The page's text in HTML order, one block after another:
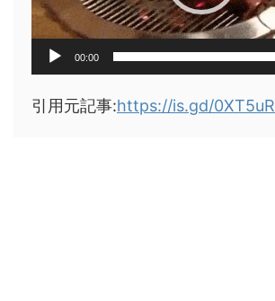
ー
00:00
引用元記事:https://is.gd/0XT5uR